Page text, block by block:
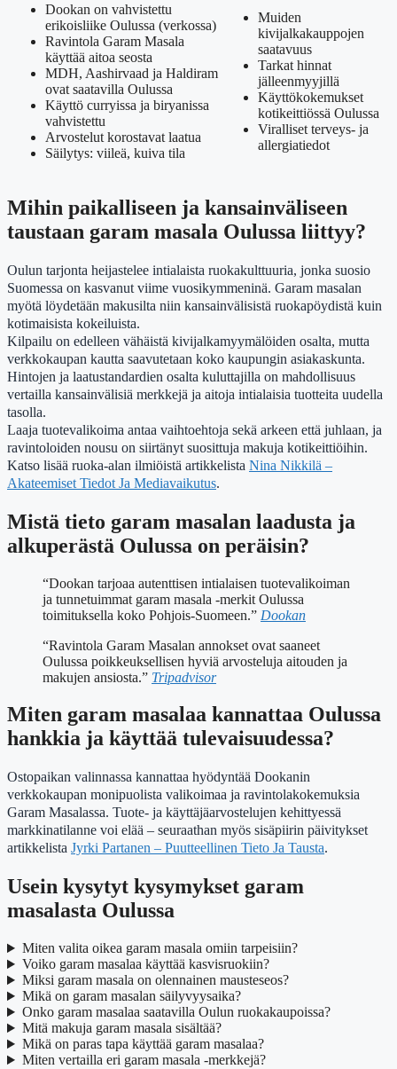
Dookan on vahvistettu
erikoisliike Oulussa (verkossa)
Ravintola Garam Masala
käyttää aitoa seosta
MDH, Aashirvaad ja Haldiram
ovat saatavilla Oulussa
Käyttö curryissa ja biryanissa
vahvistettu
Arvostelut korostavat laatua
Säilytys: viileä, kuiva tila
Muiden
kivijalkakauppojen
saatavuus
Tarkat hinnat
jälleenmyyjillä
Käyttökokemukset
kotikeittiössä Oulussa
Viralliset terveys- ja
allergiatiedot
Mihin paikalliseen ja kansainväliseen
taustaan garam masala Oulussa liittyy?
Oulun tarjonta heijastelee intialaista ruokakulttuuria, jonka suosio
Suomessa on kasvanut viime vuosikymmeninä. Garam masalan
myötä löydetään makusilta niin kansainvälisistä ruokapöydistä kuin
kotimaisista kokeiluista.
Kilpailu on edelleen vähäistä kivijalkamyymälöiden osalta, mutta
verkkokaupan kautta saavutetaan koko kaupungin asiakaskunta.
Hintojen ja laatustandardien osalta kuluttajilla on mahdollisuus
vertailla kansainvälisiä merkkejä ja aitoja intialaisia tuotteita uudella
tasolla.
Laaja tuotevalikoima antaa vaihtoehtoja sekä arkeen että juhlaan, ja
ravintoloiden nousu on siirtänyt suosittuja makuja kotikeittiöihin.
Katso lisää ruoka-alan ilmiöistä artikkelista Nina Nikkilä –
Akateemiset Tiedot Ja Mediavaikutus.
Mistä tieto garam masalan laadusta ja
alkuperästä Oulussa on peräisin?
“Dookan tarjoaa autenttisen intialaisen tuotevalikoiman
ja tunnetuimmat garam masala -merkit Oulussa
toimituksella koko Pohjois-Suomeen.” Dookan
“Ravintola Garam Masalan annokset ovat saaneet
Oulussa poikkeuksellisen hyviä arvosteluja aitouden ja
makujen ansiosta.” Tripadvisor
Miten garam masalaa kannattaa Oulussa
hankkia ja käyttää tulevaisuudessa?
Ostopaikan valinnassa kannattaa hyödyntää Dookanin
verkkokaupan monipuolista valikoimaa ja ravintolakokemuksia
Garam Masalassa. Tuote- ja käyttäjäarvostelujen kehittyessä
markkinatilanne voi elää – seuraathan myös sisäpiirin päivitykset
artikkelista Jyrki Partanen – Puutteellinen Tieto Ja Tausta.
Usein kysytyt kysymykset garam
masalasta Oulussa
Miten valita oikea garam masala omiin tarpeisiin?
Voiko garam masalaa käyttää kasvisruokiin?
Miksi garam masala on olennainen mausteseos?
Mikä on garam masalan säilyvyysaika?
Onko garam masalaa saatavilla Oulun ruokakaupoissa?
Mitä makuja garam masala sisältää?
Mikä on paras tapa käyttää garam masalaa?
Miten vertailla eri garam masala -merkkejä?